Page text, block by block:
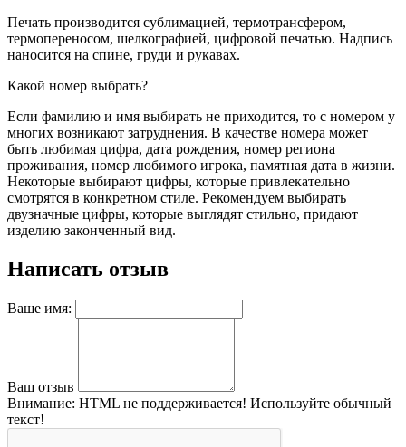
Печать производится сублимацией, термотрансфером,
термопереносом, шелкографией, цифровой печатью. Надпись
наносится на спине, груди и рукавах.
Какой номер выбрать?
Если фамилию и имя выбирать не приходится, то с номером у
многих возникают затруднения. В качестве номера может
быть любимая цифра, дата рождения, номер региона
проживания, номер любимого игрока, памятная дата в жизни.
Некоторые выбирают цифры, которые привлекательно
смотрятся в конкретном стиле. Рекомендуем выбирать
двузначные цифры, которые выглядят стильно, придают
изделию законченный вид.
Написать отзыв
Ваше имя:
Ваш отзыв
Внимание: HTML не поддерживается! Используйте обычный
текст!